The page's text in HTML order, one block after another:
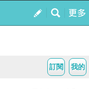
我的
訂閱